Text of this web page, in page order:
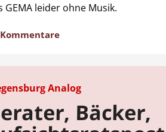
GEMA leider ohne Musik.
Analog
Bäcker,